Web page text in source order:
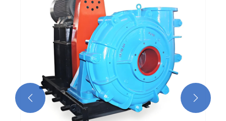
अधिक प i हा >>
 